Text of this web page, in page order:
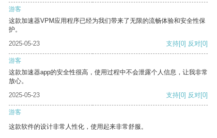
游客
这款加速器VPM应用程序已经为我们带来了无限的流畅体验和安全性保
护。
2025-05-23
支持[0] 反对[0]
游客
这款加速器app的安全性很高，使用过程中不会泄露个人信息，让我非常
放心。
2025-05-23
支持[0] 反对[0]
游客
这款软件的设计非常人性化，使用起来非常舒服。